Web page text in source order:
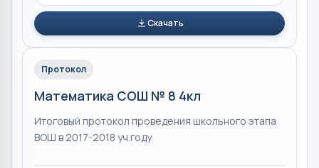
Скачать
Протокол
Математика СОШ № 8 4кл
Итоговый протокол проведения школьного этапа
ВОШ в 2017-2018 уч.году